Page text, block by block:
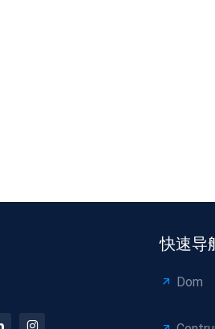
快速导
Dom